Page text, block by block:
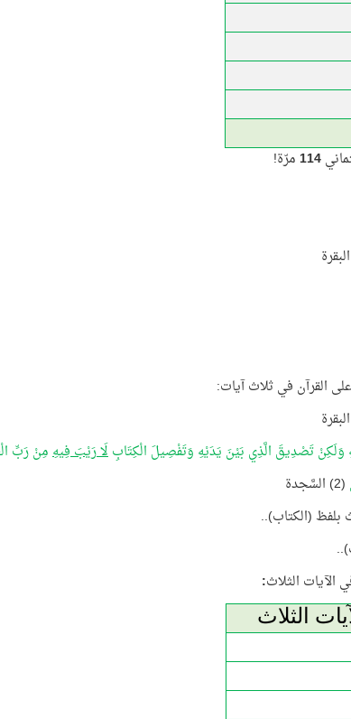
114مرّة!
القرآن في ثلاث آيات:
وَلَكِنْ تَصْدِيقَ الَّذِي بَيْنَ يَدَيْهِ وَتَفْصِيلَ الْكِتَابِلَا رَيْبَ فِيهِمِنْ رَبِّ
(2) السَّجدة
بلفظ (الكتاب)..
الثلاث:
الثلاث